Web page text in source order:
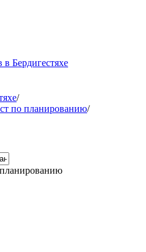
Бердигестяхе
/
по планированию/